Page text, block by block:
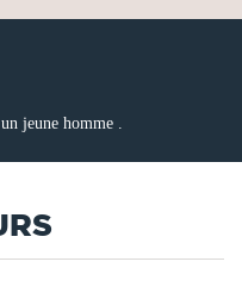
jeune homme .